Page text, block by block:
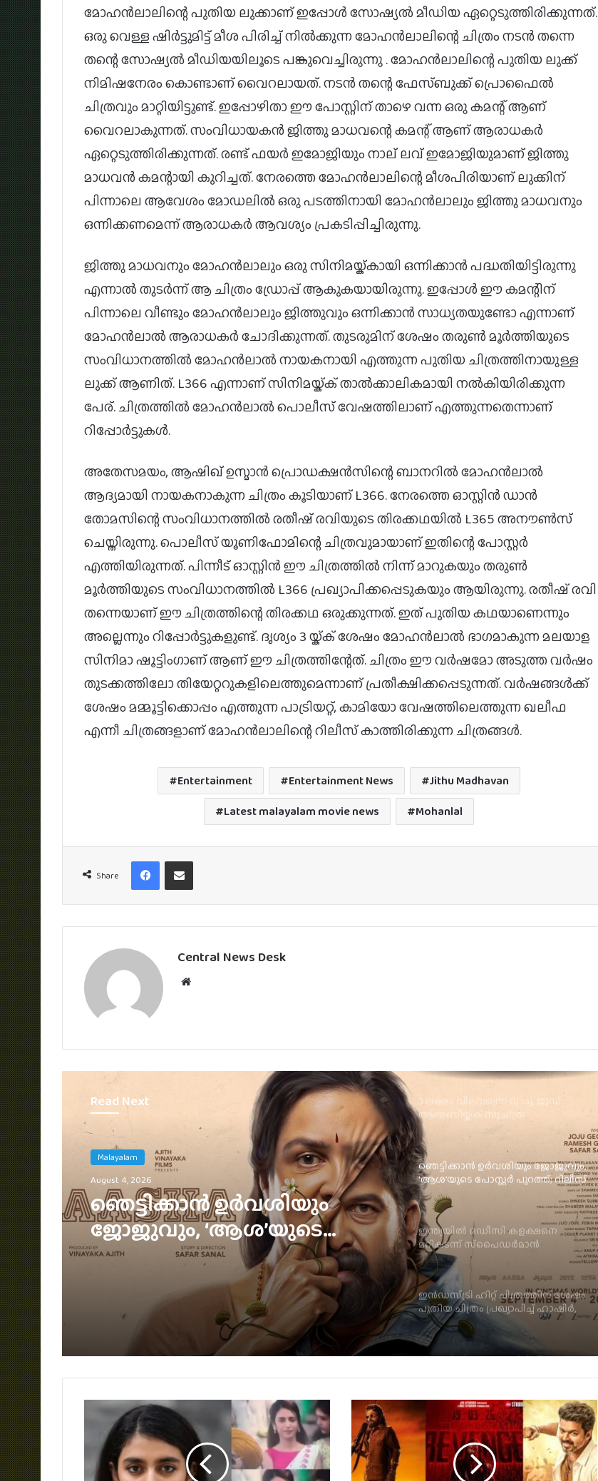
മോഹൻലാലിന്റെ പുതിയ ലുക്കാണ് ഇപ്പോൾ സോഷ്യൽ മീഡിയ ഏറ്റെടുത്തിരിക്കുന്നത്.
ഒരു വെള്ള ഷിർട്ടുമിട്ട് മീശ പിരിച്ച് നിൽക്കുന്ന മോഹൻലാലിന്റെ ചിത്രം നടൻ തന്നെ
തന്റെ സോഷ്യൽ മീഡിയയിലൂടെ പങ്കുവെച്ചിരുന്നു . മോഹൻലാലിന്റെ പുതിയ ലുക്ക്
നിമിഷനേരം കൊണ്ടാണ് വൈറലായത്. നടൻ തന്റെ ഫേസ്ബുക്ക് പ്രൊഫൈൽ
ചിത്രവും മാറ്റിയിട്ടുണ്ട്. ഇപ്പോഴിതാ ഈ പോസ്റ്റിന് താഴെ വന്ന ഒരു കമന്റ് ആണ്
വൈറലാകുന്നത്. സംവിധായകൻ ജിത്തു മാധവന്റെ കമന്റ് ആണ് ആരാധകർ
ഏറ്റെടുത്തിരിക്കുന്നത്. രണ്ട് ഫയർ ഇമോജിയും നാല് ലവ് ഇമോജിയുമാണ് ജിത്തു
മാധവൻ കമന്റായി കുറിച്ചത്. നേരത്തെ മോഹൻലാലിന്റെ മീശപിരിയാണ് ലുക്കിന്
പിന്നാലെ ആവേശം മോഡലിൽ ഒരു പടത്തിനായി മോഹൻലാലും ജിത്തു മാധവനും
ഒന്നിക്കണമെന്ന് ആരാധകർ ആവശ്യം പ്രകടിപ്പിച്ചിരുന്നു.
ജിത്തു മാധവനും മോഹൻലാലും ഒരു സിനിമയ്ക്കായി ഒന്നിക്കാൻ പദ്ധതിയിട്ടിരുന്നു
എന്നാൽ തുടർന്ന് ആ ചിത്രം ഡ്രോപ്പ് ആകുകയായിരുന്നു. ഇപ്പോൾ ഈ കമന്റിന്
പിന്നാലെ വീണ്ടും മോഹൻലാലും ജിത്തുവും ഒന്നിക്കാൻ സാധ്യതയുണ്ടോ എന്നാണ്
മോഹൻലാൽ ആരാധകർ ചോദിക്കുന്നത്. തുടരുമിന് ശേഷം തരുൺ മൂർത്തിയുടെ
സംവിധാനത്തിൽ മോഹൻലാൽ നായകനായി എത്തുന്ന പുതിയ ചിത്രത്തിനായുള്ള
ലുക്ക് ആണിത്. L366 എന്നാണ് സിനിമയ്ക്ക് താൽക്കാലികമായി നൽകിയിരിക്കുന്ന
പേര്. ചിത്രത്തിൽ മോഹൻലാൽ പൊലീസ് വേഷത്തിലാണ് എത്തുന്നതെന്നാണ്
റിപ്പോർട്ടുകൾ.
അതേസമയം, ആഷിഖ് ഉസ്മാൻ പ്രൊഡക്ഷൻസിന്റെ ബാനറിൽ മോഹൻലാൽ
ആദ്യമായി നായകനാകുന്ന ചിത്രം കൂടിയാണ് L366. നേരത്തെ ഓസ്റ്റിൻ ഡാൻ
തോമസിന്റെ സംവിധാനത്തിൽ രതീഷ് രവിയുടെ തിരക്കഥയിൽ L365 അനൗൺസ്
ചെയ്തിരുന്നു. പൊലീസ് യൂണിഫോമിന്റെ ചിത്രവുമായാണ് ഇതിന്റെ പോസ്റ്റർ
എത്തിയിരുന്നത്. പിന്നീട് ഓസ്റ്റിൻ ഈ ചിത്രത്തിൽ നിന്ന് മാറുകയും തരുൺ
മൂർത്തിയുടെ സംവിധാനത്തിൽ L366 പ്രഖ്യാപിക്കപ്പെടുകയും ആയിരുന്നു. രതീഷ് രവി
തന്നെയാണ് ഈ ചിത്രത്തിന്റെ തിരക്കഥ ഒരുക്കുന്നത്. ഇത് പുതിയ കഥയാണെന്നും
അല്ലെന്നും റിപ്പോർട്ടുകളുണ്ട്. ദൃശ്യം 3 യ്ക്ക് ശേഷം മോഹൻലാൽ ഭാഗമാകുന്ന മലയാള
സിനിമാ ഷൂട്ടിംഗാണ് ആണ് ഈ ചിത്രത്തിന്റേത്. ചിത്രം ഈ വർഷമോ അടുത്ത വർഷം
തുടക്കത്തിലോ തിയേറ്ററുകളിലെത്തുമെന്നാണ് പ്രതീക്ഷിക്കപ്പെടുന്നത്. വർഷങ്ങൾക്ക്
ശേഷം മമ്മൂട്ടിക്കൊപ്പം എത്തുന്ന പാട്രിയറ്റ്, കാമിയോ വേഷത്തിലെത്തുന്ന ഖലീഫ
എന്നീ ചിത്രങ്ങളാണ് മോഹൻലാലിന്റെ റിലീസ് കാത്തിരിക്കുന്ന ചിത്രങ്ങൾ.
Entertainment Entertainment News
Jithu Madhavan
Latest malayalam movie news
Mohanlal
Share
FacebookShare via Email
Central News Desk
Read Next
Malayalam
August 4, 2026
ഞെട്ടിക്കാൻ ഉർവശിയും
ജോജുവും, ‘ആശ’യുടെ
പോസ്റ്റർ പുറത്ത്; റിലീസ്
സെപ്റ്റംബർ 4-ന്
ജര്‍മനിയിലെ ഇന്ത്യന്‍ ഫിലിം
ഫെസ്റ്റിവലില്‍ പുരസ്‌കാരനേട്ടവുമായി
ടോവിനോ തോമസ് ചിത്രം ‘നരിവേട്ട’
പതിനാറ് വര്‍ഷങ്ങള്‍ക്കു ശേഷം,
ശര്‍മ്മ മലയാളത്തിലേക്ക്
3 ലക്ഷം വിലവരുന്ന വാച്ച്, ജൂഡ്
ആന്തണിയ്ക്ക് സുചിത്ര
മോഹൻലാലിൻറെ സ്നേഹ സമ്മാനം
ഞെട്ടിക്കാൻ ഉർവശിയും ജോജുവും,
‘ആശ’യുടെ പോസ്റ്റർ പുറത്ത്; റിലീസ്
സെപ്റ്റംബർ 4-ന്
ഇന്ത്യയിൽ ഒഡീസി കളക്ഷനെ
മറികടന്ന് സ്‌പൈഡർമാൻ
ഇൻഡസ്ട്രി ഹിറ്റ് ചിത്രത്തിന് ശേഷം
പുതിയ ചിത്രം പ്രഖ്യാപിച്ച് ഹാഷിർ,
ടൈറ്റിൽ പുറത്ത്
ബാലന്‍: ദി ബോയ് ഒടിടിയിലേക്ക്
ജര്‍മനിയിലെ ഇന്ത്യന്‍ ഫിലിം
ഫെസ്റ്റിവലില്‍ പുരസ്‌കാരനേട്ടവുമായി
ടോവിനോ തോമസ് ചിത്രം ‘നരിവേട്ട’
യു/എ സർട്ടിഫിക്കറ്റുമായി